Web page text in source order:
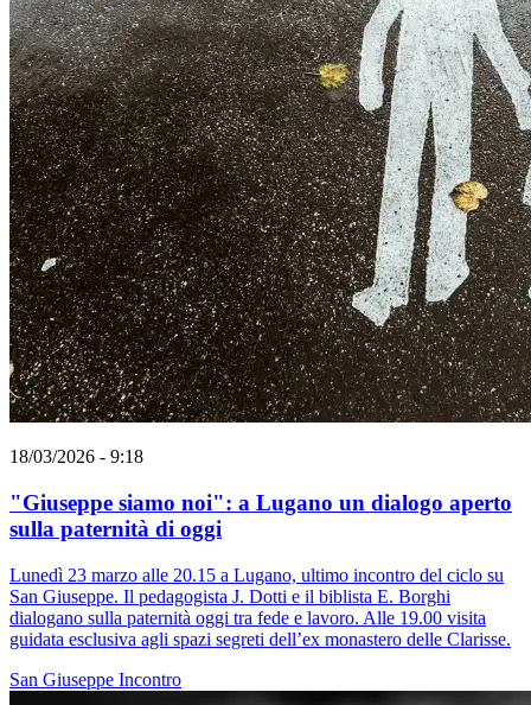
18/03/2026 - 9:18
"Giuseppe siamo noi": a Lugano un dialogo aperto
sulla paternità di oggi
Lunedì 23 marzo alle 20.15 a Lugano, ultimo incontro del ciclo su
San Giuseppe. Il pedagogista J. Dotti e il biblista E. Borghi
dialogano sulla paternità oggi tra fede e lavoro. Alle 19.00 visita
guidata esclusiva agli spazi segreti dell’ex monastero delle Clarisse.
San Giuseppe Incontro